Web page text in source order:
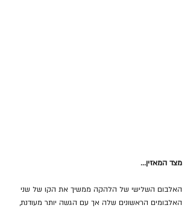
מצד המאזין...
האלבום השלישי של הלהקה ממשיך את הקו של שני
האלבומים הראשונים שלה אך עם הגשה יותר מעודנת,